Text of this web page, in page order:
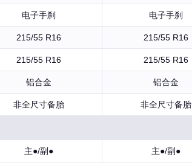
电子手刹 电子手刹
215/55 R16 215/55 R16
215/55 R16 215/55 R16
铝合金 铝合金
非全尺寸备胎 非全尺寸备胎
主●/副● 主●/副●